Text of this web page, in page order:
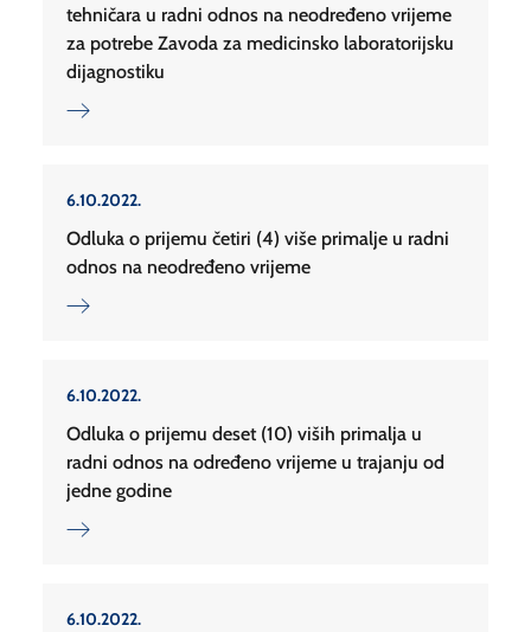
tehničara u radni odnos na neodređeno vrijeme
za potrebe Zavoda za medicinsko laboratorijsku
dijagnostiku
6.10.2022.
Odluka o prijemu četiri (4) više primalje u radni
odnos na neodređeno vrijeme
6.10.2022.
Odluka o prijemu deset (10) viših primalja u
radni odnos na određeno vrijeme u trajanju od
jedne godine
6.10.2022.